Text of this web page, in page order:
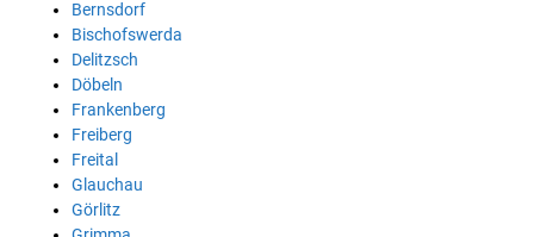
Bernsdorf
Bischofswerda
Delitzsch
Döbeln
Frankenberg
Freiberg
Freital
Glauchau
Görlitz